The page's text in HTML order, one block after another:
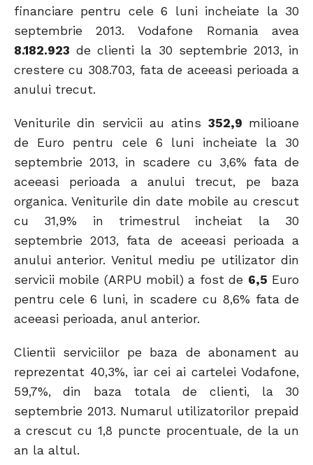
financiare pentru cele 6 luni incheiate la 30
septembrie 2013. Vodafone Romania avea
8.182.923 de clienti la 30 septembrie 2013, in
crestere cu 308.703, fata de aceeasi perioada a
anului trecut.
Veniturile din servicii au atins 352,9 milioane
de Euro pentru cele 6 luni incheiate la 30
septembrie 2013, in scadere cu 3,6% fata de
aceeasi perioada a anului trecut, pe baza
organica. Veniturile din date mobile au crescut
cu 31,9% in trimestrul incheiat la 30
septembrie 2013, fata de aceeasi perioada a
anului anterior. Venitul mediu pe utilizator din
servicii mobile (ARPU mobil) a fost de 6,5 Euro
pentru cele 6 luni, in scadere cu 8,6% fata de
aceeasi perioada, anul anterior.
Clientii serviciilor pe baza de abonament au
reprezentat 40,3%, iar cei ai cartelei Vodafone,
59,7%, din baza totala de clienti, la 30
septembrie 2013. Numarul utilizatorilor prepaid
a crescut cu 1,8 puncte procentuale, de la un
an la altul.